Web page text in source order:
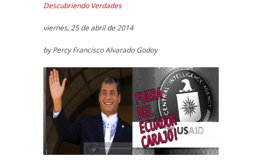
Descubriendo Verdades
viernes, 25 de abril de 2014
by Percy Francisco Alvarado Godoy